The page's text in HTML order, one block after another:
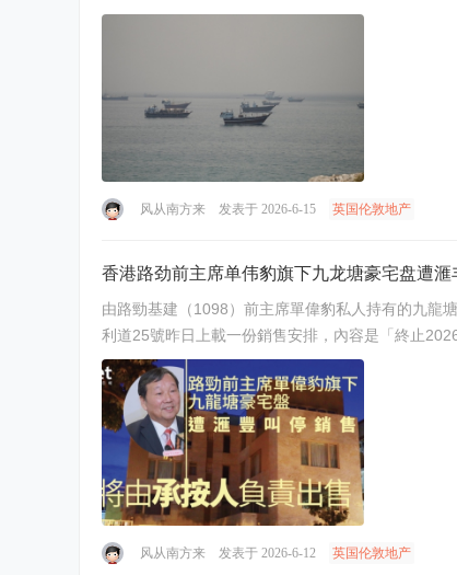
风从南方来 发表于 2026-6-15 英国伦敦地产
香港路劲前主席单伟豹旗下九龙塘豪宅盘遭
由路勁基建（1098）前主席單偉豹私人持有的九龍
利道25號昨日上載一份銷售安排，內容是「終止
风从南方来 发表于 2026-6-12 英国伦敦地产